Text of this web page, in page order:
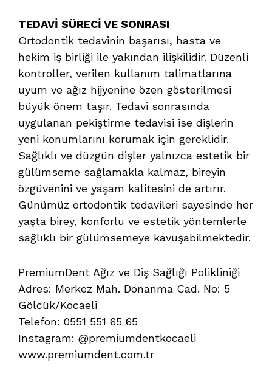
TEDAVİ SÜRECİ VE SONRASI
Ortodontik tedavinin başarısı, hasta ve
hekim iş birliği ile yakından ilişkilidir. Düzenli
kontroller, verilen kullanım talimatlarına
uyum ve ağız hijyenine özen gösterilmesi
büyük önem taşır. Tedavi sonrasında
uygulanan pekiştirme tedavisi ise dişlerin
yeni konumlarını korumak için gereklidir.
Sağlıklı ve düzgün dişler yalnızca estetik bir
gülümseme sağlamakla kalmaz, bireyin
özgüvenini ve yaşam kalitesini de artırır.
Günümüz ortodontik tedavileri sayesinde her
yaşta birey, konforlu ve estetik yöntemlerle
sağlıklı bir gülümsemeye kavuşabilmektedir.
PremiumDent Ağız ve Diş Sağlığı Polikliniği
Adres: Merkez Mah. Donanma Cad. No: 5
Gölcük/Kocaeli
Telefon: 0551 551 65 65
Instagram: @premiumdentkocaeli
www.premiumdent.com.tr